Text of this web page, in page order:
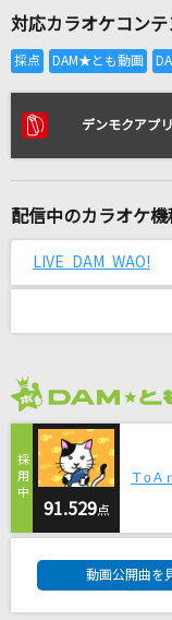
リアル
Brand New
ゆりゆらららら
＝LOVE
ゼロイチキセキ
Wasted Nights
ONE OK ROCK
対応カラオケコンテ
デンモクアプ
配信中のカラオケ機
LIVE DAM WAO!
91.529点
ＴοＡ
動画公開曲を